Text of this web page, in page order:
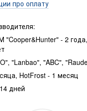
про оплату
- 2
"Lanbao", "ABC",
HotFrost - 1 месяц
дней